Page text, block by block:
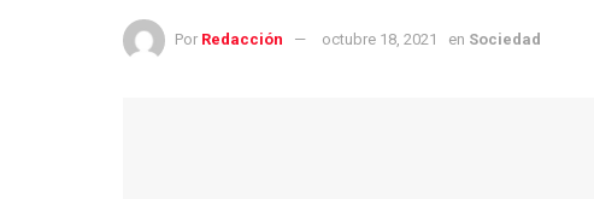
Por Redacción octubre 18, 2021 en Sociedad